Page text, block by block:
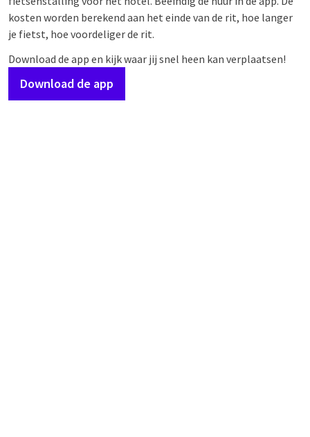
kosten worden berekend aan het einde van de rit, hoe langer
je fietst, hoe voordeliger de rit.
Download de app en kijk waar jij snel heen kan verplaatsen!
Download de app